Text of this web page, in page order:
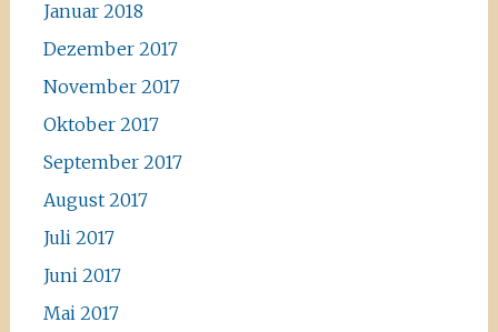
Januar 2018
Dezember 2017
November 2017
Oktober 2017
September 2017
August 2017
Juli 2017
Juni 2017
Mai 2017